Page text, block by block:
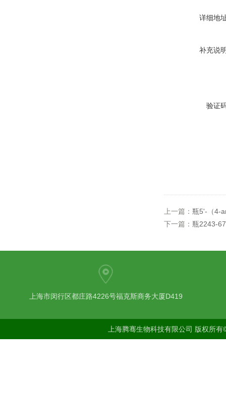
详细地
补充说
验证
上一篇： 瓶5'-（4-
下一篇： 瓶2243-
上海市闵行区都庄路4226号福克斯商务大厦D419
上海腾骞生物科技有限公司 版权所